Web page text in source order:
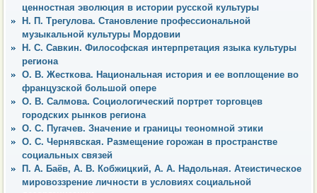
ценностная эволюция в истории русской культуры
Н. П. Трегулова. Становление профессиональной
музыкальной культуры Мордовии
Н. С. Савкин. Философская интерпретация языка культуры
региона
О. В. Жесткова. Национальная история и ее воплощение во
французской большой опере
О. В. Салмова. Социологический портрет торговцев
городских рынков региона
О. С. Пугачев. Значение и границы теономной этики
О. С. Чернявская. Размещение горожан в пространстве
социальных связей
П. А. Баёв, А. В. Кобжицкий, А. А. Надольная. Атеистическое
мировоззрение личности в условиях социальной